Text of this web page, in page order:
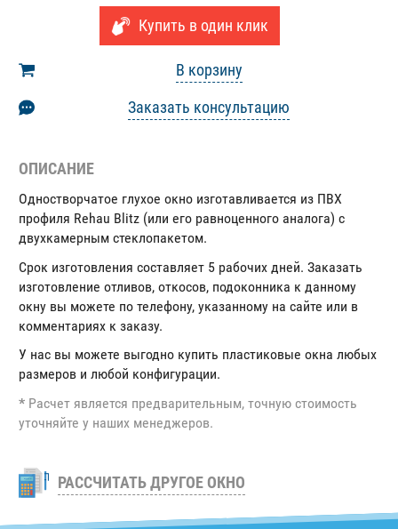
Купить в один клик
В корзину
Заказать консультацию
ОПИСАНИЕ
Одностворчатое глухое окно изготавливается из ПВХ
профиля Rehau Blitz (или его равноценного аналога) с
двухкамерным стеклопакетом.
Срок изготовления составляет 5 рабочих дней. Заказать
изготовление отливов, откосов, подоконника к данному
окну вы можете по телефону, указанному на сайте или в
комментариях к заказу.
У нас вы можете выгодно купить пластиковые окна любых
размеров и любой конфигурации.
* Расчет является предварительным, точную стоимость
уточняйте у наших менеджеров.
РАССЧИТАТЬ ДРУГОЕ ОКНО